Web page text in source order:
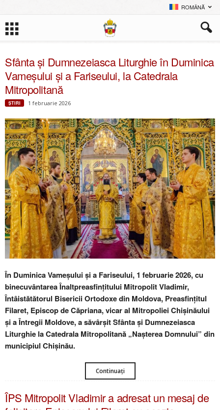
ROMÂNĂ
Sfânta și Dumnezeiasca Liturghie în Duminica
Vameșului și a Fariseului, la Catedrala
Mitropolitană
ŞTIRI 1 februarie 2026
În Duminica Vameșului și a Fariseului, 1 februarie 2026, cu
binecuvântarea Înaltpreasfințitului Mitropolit Vladimir,
Întâistătătorul Bisericii Ortodoxe din Moldova, Preasfințitul
Filaret, Episcop de Căpriana, vicar al Mitropoliei Chișinăului
și a Întregii Moldove, a săvârșit Sfânta și Dumnezeiasca
Liturghie la Catedrala Mitropolitană „Nașterea Domnului” din
municipiul Chișinău.
Continuați
ÎPS Mitropolit Vladimir a adresat un mesaj de